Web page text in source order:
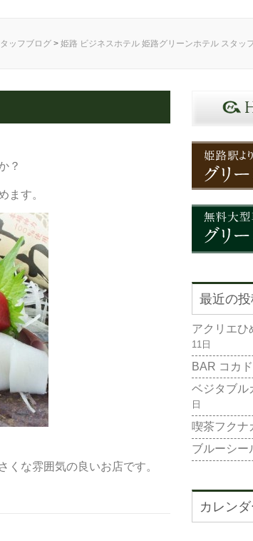
ッフブログ > 姫路 ビジネスホテル 姫路グリーンホテル スタッ
？
ます。
くな雰囲気の良いお店です。
最近の投
アクリエ
11日
BAR コカ
ベジタブ
日
喫茶フクナ
ブルーシー
カレン